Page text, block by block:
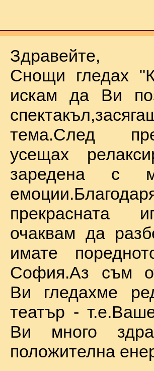
Здравейте,
Снощи гледах
искам да Ви
тема.След
усещах
заредена с
прекрасната
очаквам да
имате
София.Аз съм
Ви гледахме
театър -
Ви много
положителна